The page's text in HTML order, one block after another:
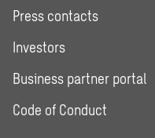
Press contacts
Investors
Business partner portal
Code of Conduct